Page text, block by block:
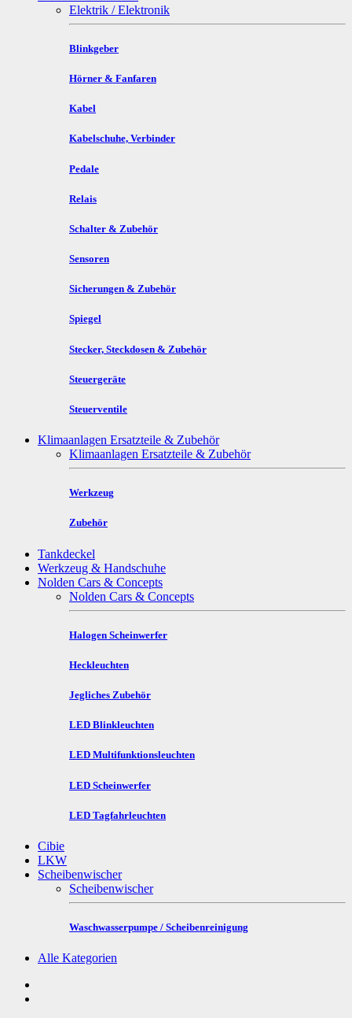
Elektrik / Elektronik
Blinkgeber
Hörner & Fanfaren
Kabel
Kabelschuhe, Verbinder
Pedale
Relais
Schalter & Zubehör
Sensoren
Sicherungen & Zubehör
Spiegel
Stecker, Steckdosen & Zubehör
Steuergeräte
Steuerventile
Klimaanlagen Ersatzteile & Zubehör
Klimaanlagen Ersatzteile & Zubehör
Werkzeug
Zubehör
Tankdeckel
Werkzeug & Handschuhe
Nolden Cars & Concepts
Nolden Cars & Concepts
Halogen Scheinwerfer
Heckleuchten
Jegliches Zubehör
LED Blinkleuchten
LED Multifunktionsleuchten
LED Scheinwerfer
LED Tagfahrleuchten
Cibie
LKW
Scheibenwischer
Scheibenwischer
Waschwasserpumpe / Scheibenreinigung
Alle Kategorien